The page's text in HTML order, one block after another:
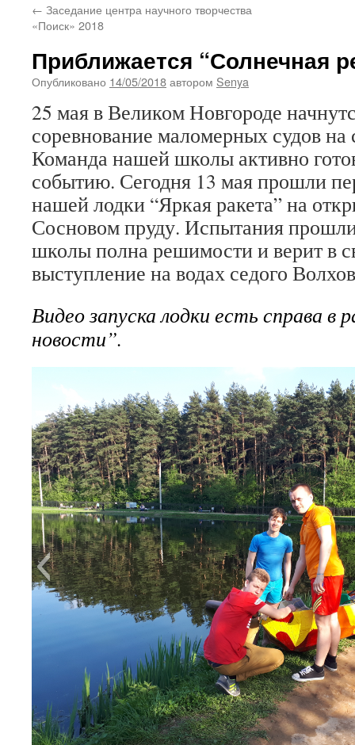
← Заседание центра научного творчества
«Поиск» 2018
Приближается “Солнечная
Опубликовано 14/05/2018автором Senya
25 мая в Великом Новгороде
соревнование маломерных судов на
Команда нашей школы активно
событию. Сегодня 13 мая прошли
нашей лодки “Яркая ракета” на
Сосновом пруду. Испытания
школы полна решимости и верит в
выступление на водах седого
Видео запуска лодки есть справа в
новости”.